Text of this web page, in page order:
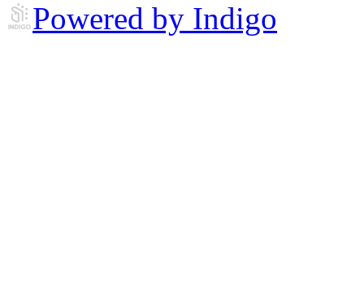
Powered by Indigo